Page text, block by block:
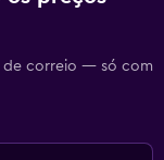
de correio — só com